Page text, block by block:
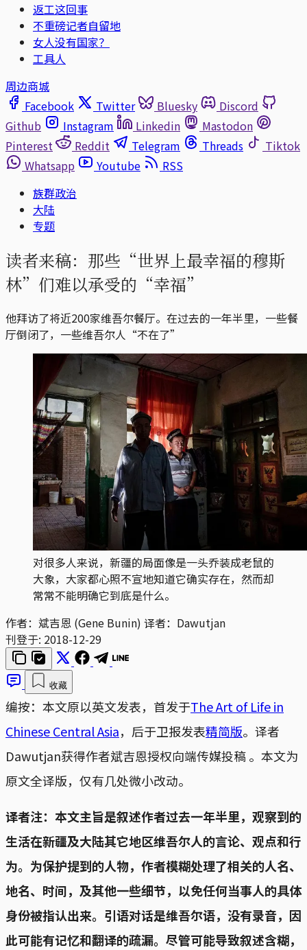
返工这回事
不重磅记者自留地
女人没有国家？
工具人
周边商城
Facebook
Twitter Bluesky
Discord
Github
Instagram Linkedin
Mastodon
Pinterest
Reddit Telegram Threads
Tiktok
Whatsapp
Youtube
RSS
族群政治
大陆
专题
读者来稿：那些“世界上最幸福的穆斯
林”们难以承受的“幸福”
他拜访了将近200家维吾尔餐厅。在过去的一年半里，一些餐
厅倒闭了，一些维吾尔人“不在了”
对很多人来说，新疆的局面像是一头乔装成老鼠的
大象，大家都心照不宣地知道它确实存在，然而却
常常不能明确它到底是什么。
作者：斌吉恩 (Gene Bunin) 译者：Dawutjan
刊登于: 2018-12-29
收藏
编按：本文原以英文发表，首发于The Art of Life in
Chinese Central Asia，后于卫报发表精简版。译者
Dawutjan获得作者斌吉恩授权向端传媒投稿 。本文为
原文全译版，仅有几处微小改动。
译者注：本文主旨是叙述作者过去一年半里，观察到的
生活在新疆及大陆其它地区维吾尔人的言论、观点和行
为。为保护提到的人物，作者模糊处理了相关的人名、
地名、时间，及其他一些细节，以免任何当事人的具体
身份被指认出来。引语对话是维吾尔语，没有录音，因
此可能有记忆和翻译的疏漏。尽管可能导致叙述含糊，